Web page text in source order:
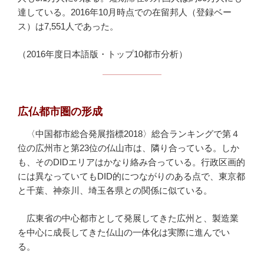
達している。2016年10月時点での在留邦人（登録ベー
ス）は7,551人であった。
（2016年度日本語版・トップ10都市分析）
広仏都市圏の形成
〈中国都市総合発展指標2018〉総合ランキングで第４
位の広州市と第23位の仏山市は、隣り合っている。しか
も、そのDIDエリアはかなり絡み合っている。行政区画的
には異なっていてもDID的につながりのある点で、東京都
と千葉、神奈川、埼玉各県との関係に似ている。
広東省の中心都市として発展してきた広州と、製造業
を中心に成長してきた仏山の一体化は実際に進んでい
る。